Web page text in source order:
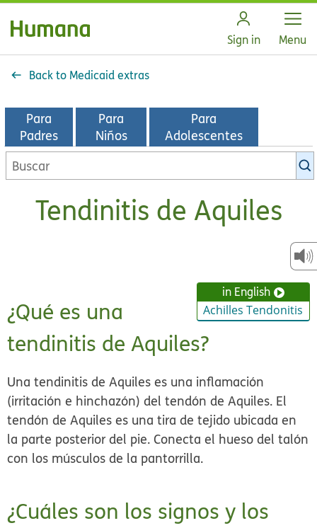
Sign in Open
Menu
Back to Medicaid extras
Para
Padres
Para
Niños
Para
Adolescentes
Buscar
en
bibliotecaTendinitis de Aquiles
in English
Achilles Tendonitis
¿Qué es una
tendinitis de Aquiles?
Una tendinitis de Aquiles es una inflamación
(irritación e hinchazón) del tendón de Aquiles. El
tendón de Aquiles es una tira de tejido ubicada en
la parte posterior del pie. Conecta el hueso del talón
con los músculos de la pantorrilla.
¿Cuáles son los signos y los